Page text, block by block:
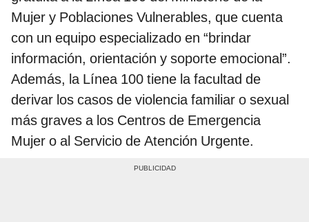
Mujer y Poblaciones Vulnerables, que cuenta
con un equipo especializado en “brindar
información, orientación y soporte emocional”.
Además, la Línea 100 tiene la facultad de
derivar los casos de violencia familiar o sexual
más graves a los Centros de Emergencia
Mujer o al Servicio de Atención Urgente.